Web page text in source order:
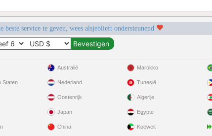
beste service te geven, wees alsjeblieft ondersteunend
Staten
Australië
Nederland
Oostenrijk
Japan
China
Marokko
Tunesië
Algerije
Egypte
Koeweit